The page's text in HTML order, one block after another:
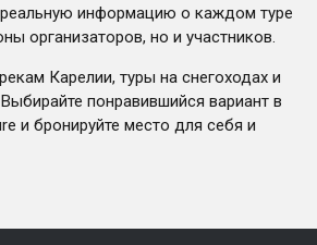
информацию о каждом туре
организаторов, но и участников.
Карелии, туры на снегоходах и
понравившийся вариант в
и бронируйте место для себя и